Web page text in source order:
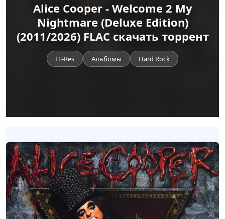
Alice Cooper - Welcome 2 My
Nightmare (Deluxe Edition)
(2011/2026) FLAC скачать торрент
Hi-Res Альбомы Hard Rock